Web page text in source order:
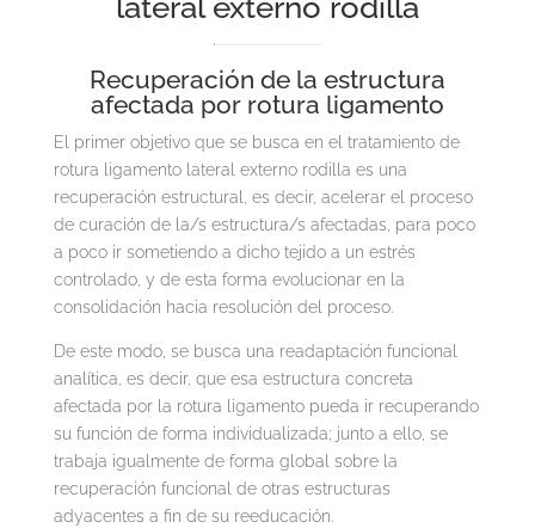
lateral externo rodilla
Recuperación de la estructura
afectada por rotura ligamento
El primer objetivo que se busca en el tratamiento de
rotura ligamento lateral externo rodilla es una
recuperación estructural, es decir, acelerar el proceso
de curación de la/s estructura/s afectadas, para poco
a poco ir sometiendo a dicho tejido a un estrés
controlado, y de esta forma evolucionar en la
consolidación hacia resolución del proceso.
De este modo, se busca una readaptación funcional
analítica, es decir, que esa estructura concreta
afectada por la rotura ligamento pueda ir recuperando
su función de forma individualizada; junto a ello, se
trabaja igualmente de forma global sobre la
recuperación funcional de otras estructuras
adyacentes a fin de su reeducación.